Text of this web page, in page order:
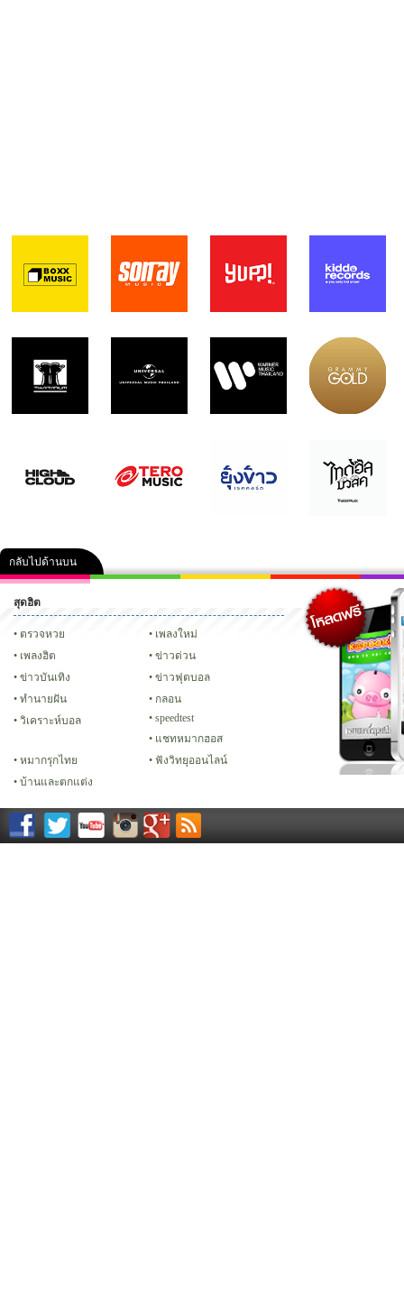
กลับไปด้านบน
คลิป ภาพ ปฏิทิน 2556 เฟซบุ๊ก ทวิ
Glitter
สุดฮิต
ตรวจหวย
เพลงใหม่
เพลงฮิต
ข่าวด่วน
ข่าวบันเทิง
ข่าวฟุตบอล
ทํานายฝัน
กลอน
วิเคราะห์บอล
speedtest
แชทหมากฮอส
หมากรุกไทย
ฟังวิทยุออนไลน์
บ้านและตกแต่ง